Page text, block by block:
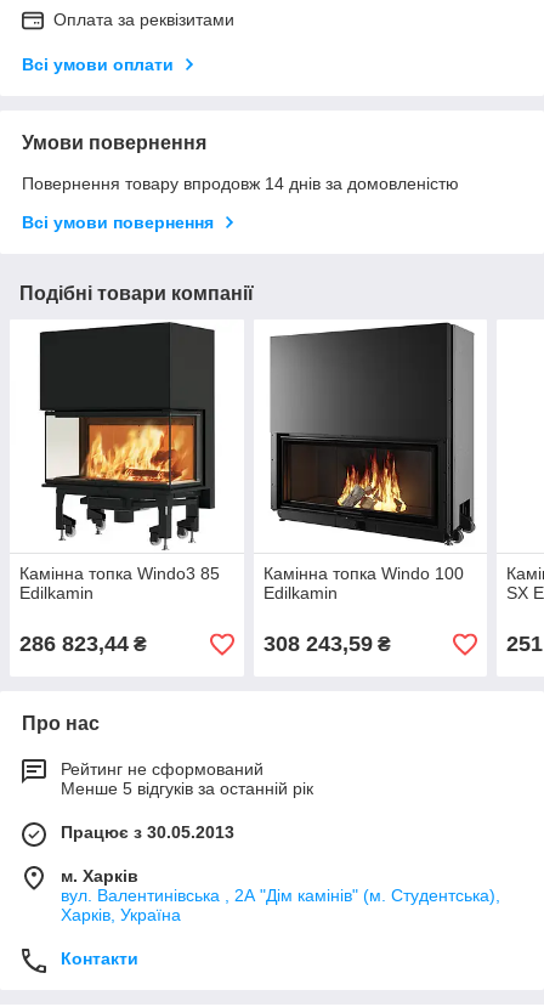
Оплата за реквізитами
Всі умови оплати
Умови повернення
Повернення товару впродовж 14 днів за домовленістю
Всі умови повернення
Подібні товари компанії
Камінна топка Windo3 85
Edilkamin
286 823,44 ₴
Камінна топка Windo 100
Edilkamin
308 243,59₴
SX
Про нас
Рейтинг не сформований
Менше 5 відгуків за останній рік
Працює з 30.05.2013
м. Харків
вул. Валентинівська , 2А "Дім камінів" (м. Студентська),
Харків, Україна
Контакти